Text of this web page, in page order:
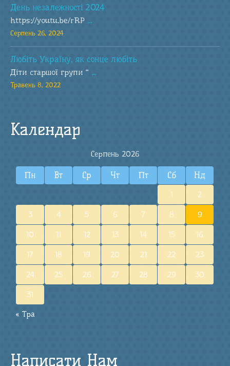
День незалежності 2024
https://youtu.be/rRP ...
Серпень 26, 2024
Любіть Україну, як сонце любіть
Діти старшої групи “ ...
Травень 8, 2022
Календар
Серпень 2026
Пн Вт Ср Чт Пт Сб Нд
« Тра
1 2
3 4 5 6 7 8 9
10 11 12 13 14 15 16
17 18 19 20 21 22 23
24 25 26 27 28 29 30
31
Написати Нам